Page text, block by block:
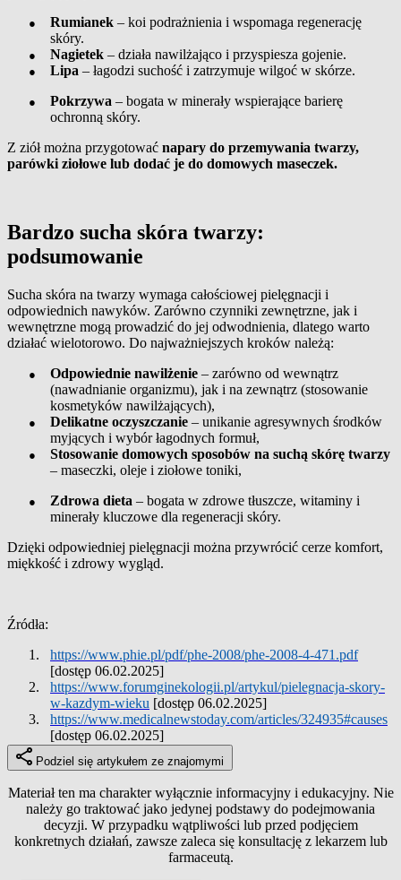
● Rumianek – koi podrażnienia i wspomaga regenerację
skóry.
● Nagietek – działa nawilżająco i przyspiesza gojenie.
● Lipa – łagodzi suchość i zatrzymuje wilgoć w skórze.
● Pokrzywa – bogata w minerały wspierające barierę
ochronną skóry.
Z ziół można przygotować napary do przemywania twarzy,
parówki ziołowe lub dodać je do domowych maseczek.
Bardzo sucha skóra twarzy:
podsumowanie
Sucha skóra na twarzy wymaga całościowej pielęgnacji i
odpowiednich nawyków. Zarówno czynniki zewnętrzne, jak i
wewnętrzne mogą prowadzić do jej odwodnienia, dlatego warto
działać wielotorowo. Do najważniejszych kroków należą:
● Odpowiednie nawilżenie – zarówno od wewnątrz
(nawadnianie organizmu), jak i na zewnątrz (stosowanie
kosmetyków nawilżających),
● Delikatne oczyszczanie – unikanie agresywnych środków
myjących i wybór łagodnych formuł,
●
Stosowanie domowych sposobów na suchą skórę twarzy
– maseczki, oleje i ziołowe toniki,
● Zdrowa dieta – bogata w zdrowe tłuszcze, witaminy i
minerały kluczowe dla regeneracji skóry.
Dzięki odpowiedniej pielęgnacji można przywrócić cerze komfort,
miękkość i zdrowy wygląd.
Źródła:
1.
https://www.phie.pl/pdf/phe-2008/phe-2008-4-471.pdf
[dostęp 06.02.2025]
2.
https://www.forumginekologii.pl/artykul/pielegnacja-skory-
w-kazdym-wieku [dostęp 06.02.2025]
3.
https://www.medicalnewstoday.com/articles/324935#causes
[dostęp 06.02.2025]
Podziel się artykułem ze znajomymi
Materiał ten ma charakter wyłącznie informacyjny i edukacyjny. Nie
należy go traktować jako jedynej podstawy do podejmowania
decyzji. W przypadku wątpliwości lub przed podjęciem
konkretnych działań, zawsze zaleca się konsultację z lekarzem lub
farmaceutą.